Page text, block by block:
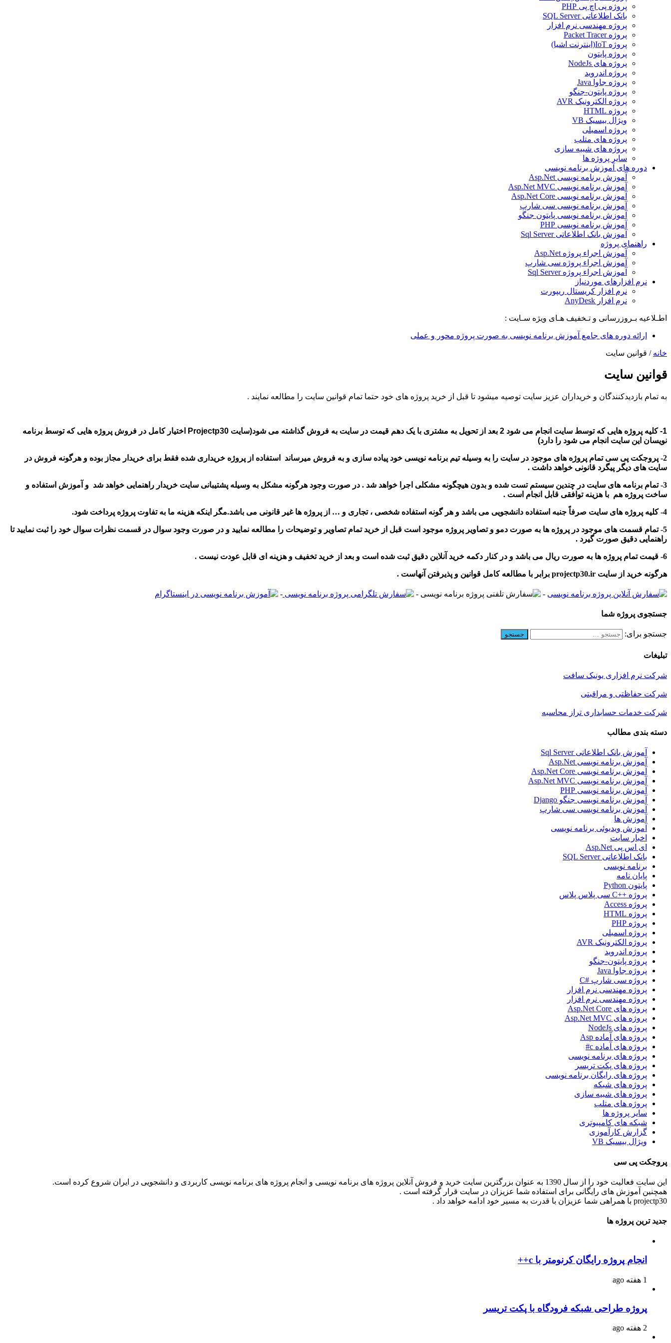
پروژه پی اچ پی PHP
بانک اطلاعاتی SQL Server
پروژه مهندسی نرم افزار
پروژه Packet Tracer
پروژه IoT(اینترنت اشیا)
پروژه پایتون
پروژه های NodeJs
پروژه اندروید
پروژه جاوا Java
پروژه پایتون-جنگو
پروژه الکترونیک AVR
پروژه HTML
ویژال بیسیک VB
پروژه اسمبلی
پروژه های متلب
پروژه های شبیه سازی
سایر پروژه ها
دوره های آموزش برنامه نویسی
آموزش برنامه نویسی Asp.Net
آموزش برنامه نویسی Asp.Net MVC
آموزش برنامه نویسی Asp.Net Core
آموزش برنامه نویسی سی شارپ
آموزش برنامه نویسی پایتون جنگو
آموزش برنامه نویسی PHP
آموزش بانک اطلاعاتی Sql Server
راهنمای پروژه
آموزش اجراء پروژه Asp.Net
آموزش اجراء پروژه سی شارپ
آموزش اجراء پروژه Sql Server
نرم افزارهای موردنیاز
نرم افزار کریستال ریپورت
نرم افزار AnyDesk
اطـلاعیه بـروزرسانی و تـخفیف هـای ویژه سـایت :
ارائه دوره های جامع آموزش برنامه نویسی به صورت پروژه محور و عملی
خانه / قوانین سایت
قوانین سایت
به تمام بازدیدکنندگان و خریداران عزیز سایت توصیه میشود تا قبل از خرید پروژه های خود حتما تمام قوانین سایت را مطالعه نمایند .
1- کلیه پروژه هایی که توسط سایت انجام می شود 2 بعد از تحویل به مشتری با یک دهم قیمت در سایت به فروش گذاشته می شود(سایت Projectp30 اختیار کامل در فروش پروژه هایی که توسط برنامه
نویسان این سایت انجام می شود را دارد)
2- پروجکت پی سی تمام پروژه های موجود در سایت را به وسیله تیم برنامه نویسی خود پیاده سازی و به فروش میرساند استفاده از پروژه خریداری شده فقط برای خریدار مجاز بوده و هرگونه فروش در
سایت های دیگر پیگرد قانونی خواهد داشت .
3- تمام برنامه های سایت در چندین سیستم تست شده و بدون هیچگونه مشکلی اجرا خواهد شد . در صورت وجود هرگونه مشکل به وسیله پشتیبانی سایت خریدار راهنمایی خواهد شد و آموزش استفاده و
ساخت پروژه هم با هزینه توافقی قابل انجام است .
4- کلیه پروژه های سایت صرفاً جنبه استفاده دانشجویی می باشد و هر گونه استفاده شخصی ، تجاری و … از پروژه ها غیر قانونی می باشد.مگر اینکه هزینه ما به تفاوت پروژه پرداخت شود.
5- تمام قسمت های موجود در پروژه ها به صورت دمو و تصاویر پروژه موجود است قبل از خرید تمام تصاویر و توضیحات را مطالعه نمایید و در صورت وجود سوال در قسمت نظرات سوال خود را ثبت نمایید تا
راهنمایی دقیق صورت گیرد .
6- قیمت تمام پروژه ها به صورت ریال می باشد و در کنار دکمه خرید آنلاین دقیق ثبت شده است و بعد از خرید تخفیف و هزینه ای قابل عودت نیست .
هرگونه خرید از سایت projectp30.ir برابر با مطالعه کامل قوانین و پذیرفتن آنهاست .
-
-
-
جستجوی پروژه شما
جستجو برای:
تبلیغات
شرکت نرم افزاری یونیک سافت
شرکت حفاظتی و مراقبتی
شرکت خدمات حسابداری تراز محاسبه
دسته بندی مطالب
آموزش بانک اطلاعاتی Sql Server
آموزش برنامه نویسی Asp.Net
آموزش برنامه نویسی Asp.Net Core
آموزش برنامه نویسی Asp.Net MVC
آموزش برنامه نویسی PHP
آموزش برنامه نویسی جنگو Django
آموزش برنامه نویسی سی شارپ
آموزش ها
آموزش ویدیوئی برنامه نویسی
اخبار سایت
ای اس پی Asp.Net
بانک اطلاعاتی SQL Server
برنامه نویسی
پایان نامه
پایتون Python
پروژه ++C سی پلاس پلاس
پروژه Access
پروژه HTML
پروژه PHP
پروژه اسمبلی
پروژه الکترونیک AVR
پروژه اندروید
پروژه پایتون-جنگو
پروژه جاوا Java
پروژه سی شارپ #C
پروژه مهندسی نرم افزار
پروژه مهندسی نرم افزار
پروژه های Asp.Net Core
پروژه های Asp.Net MVC
پروژه های NodeJs
پروژه های آماده Asp
پروژه های آماده c#
پروژه های برنامه نویسی
پروژه های پکت تریسر
پروژه های رایگان برنامه نویسی
پروژه های شبکه
پروژه های شبیه سازی
پروژه های متلب
سایر پروژه ها
شبکه های کامپیوتری
گزارش کارآموزی
ویژال بیسیک VB
پروجکت پی سی
این سایت فعالیت خود را از سال 1390 به عنوان بزرگترین سایت خرید و فروش آنلاین پروژه های برنامه نویسی و انجام پروژه های برنامه نویسی کاربردی و دانشجویی در ایران شروع کرده است.
همچنین آموزش های رایگانی برای استفاده شما عزیزان در سایت قرار گرفته است .
projectp30 با همراهی شما عزیزان با قدرت به مسیر خود ادامه خواهد داد .
جدید ترین پروژه ها
انجام پروژه رایگان کرنومتر با c++
1 هفته ago
پروژه طراحی شبکه فرودگاه با پکت تریسر
2 هفته ago